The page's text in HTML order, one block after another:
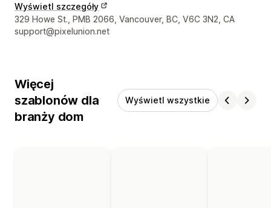
Wyświetl szczegóły
Dane kontaktowe projektanta
329 Howe St., PMB 2066, Vancouver, BC, V6C 3N2, CA
support@pixelunion.net
Więcej
szablonów dla
branży dom
Wyświetl wszystkie